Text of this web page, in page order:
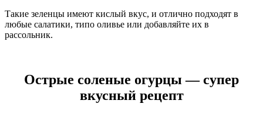
Такие зеленцы имеют кислый вкус, и отлично подходят в
любые салатики, типо оливье или добавляйте их в
рассольник.
Острые соленые огурцы — супер
вкусный рецепт